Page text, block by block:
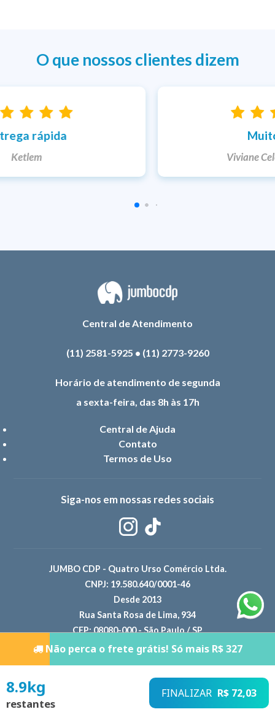
Não perca o frete grátis! Só mais R$ 327
8.9kg
restantes
FINALIZAR R$ 72,03
O que nossos clientes dizem
Central de Atendimento
(11) 2581-5925 • (11) 2773-9260
Horário de atendimento de segunda
a sexta-feira, das 8h às 17h
Central de Ajuda
Contato
Termos de Uso
Siga-nos em nossas redes sociais
JUMBO CDP - Quatro Urso Comércio Ltda.
CNPJ: 19.580.640/0001-46
Desde 2013
Rua Santa Rosa de Lima, 934
CEP: 08080-000 - São Paulo / SP